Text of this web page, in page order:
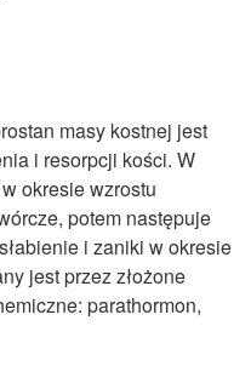
masy kostnej jest
i resorpcji kości. W
okresie wzrostu
potem następuje
i zaniki w okresie
jest przez złożone
parathormon,